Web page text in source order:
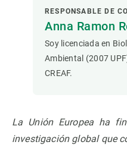
RESPONSABLE DE
Anna Ramon
Soy licenciada en
Ambiental (2007
CREAF.
La Unión Europea ha
investigación global que